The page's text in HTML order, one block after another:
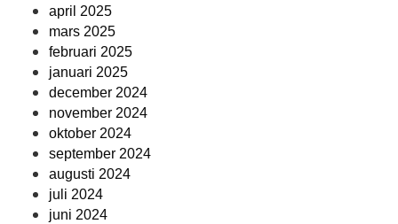
april 2025
mars 2025
februari 2025
januari 2025
december 2024
november 2024
oktober 2024
september 2024
augusti 2024
juli 2024
juni 2024